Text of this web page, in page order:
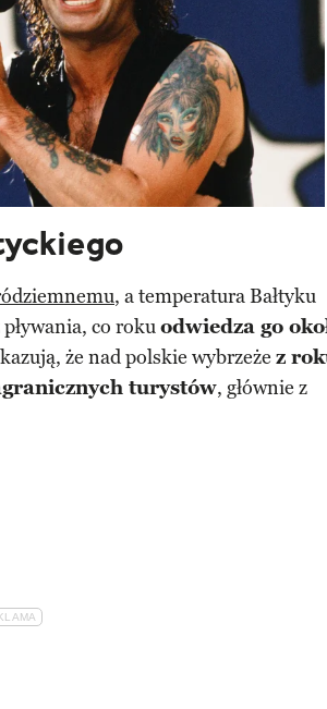
, a temperatura Bałtyku
co rokuodwiedza go
że nad polskie wybrzeże z
turystów, głównie z